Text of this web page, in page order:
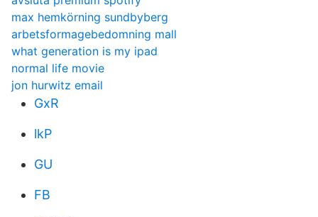
max hemkörning sundbyberg
arbetsformagebedomning mall
what generation is my ipad
normal life movie
jon hurwitz email
GxR
lkP
GU
FB